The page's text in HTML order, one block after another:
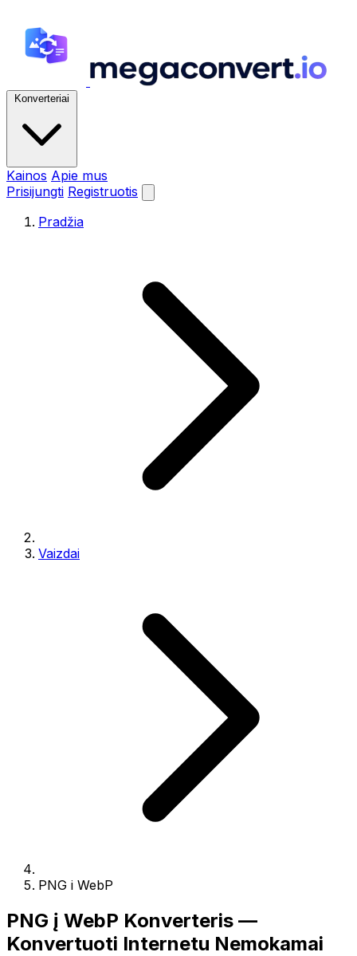
Konverteriai
Kainos Apie mus
Prisijungti Registruotis
Pradžia
Vaizdai
PNG i WebP
PNG į WebP Konverteris —
Konvertuoti Internetu Nemokamai